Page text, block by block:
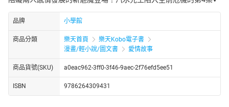
品牌 小學館
商品分類 樂天首頁
樂天Kobo電子書
漫畫/輕小說/圖文書
愛情故事
商品貨號(SKU) a0eac962-3ff0-3f46-9aec-2f76efd5ee51
ISBN 9786264309431